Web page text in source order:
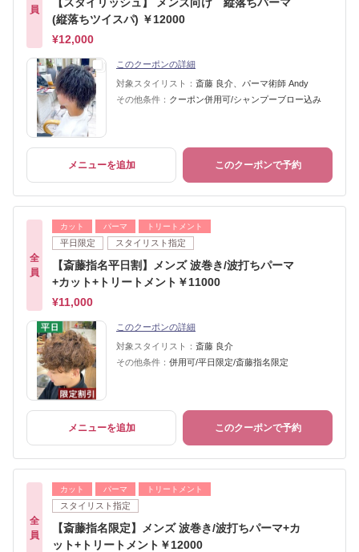
員
(縦落ちツイスパ) ￥12000
¥12,000
このクーポンの詳細
対象スタイリスト： 斎藤 良介、パーマ術師 Andy
その他条件： クーポン併用可/シャンプーブロー込み
メニューを追加 このクーポンで予約
全
員
カット パーマ トリートメント
平日限定 スタイリスト指定
【斎藤指名平日割】メンズ 波巻き/波打ちパーマ
+カット+トリートメント￥11000
¥11,000
このクーポンの詳細
対象スタイリスト： 斎藤 良介
その他条件： 併用可/平日限定/斎藤指名限定
メニューを追加 このクーポンで予約
全
員
カット パーマ トリートメント
スタイリスト指定
【斎藤指名限定】メンズ 波巻き/波打ちパーマ+カ
ット+トリートメント￥12000